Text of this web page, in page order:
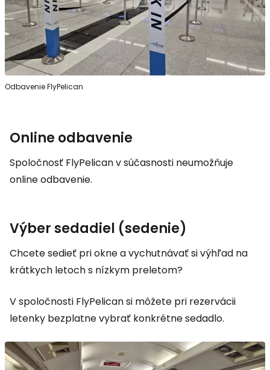
Odbavenie FlyPelican
Online odbavenie
Spoločnosť FlyPelican v súčasnosti neumožňuje
online odbavenie.
Výber sedadiel (sedenie)
Chcete sedieť pri okne a vychutnávať si výhľad na
krátkych letoch s nízkym preletom?
V spoločnosti FlyPelican si môžete pri rezervácii
letenky bezplatne vybrať konkrétne sedadlo.